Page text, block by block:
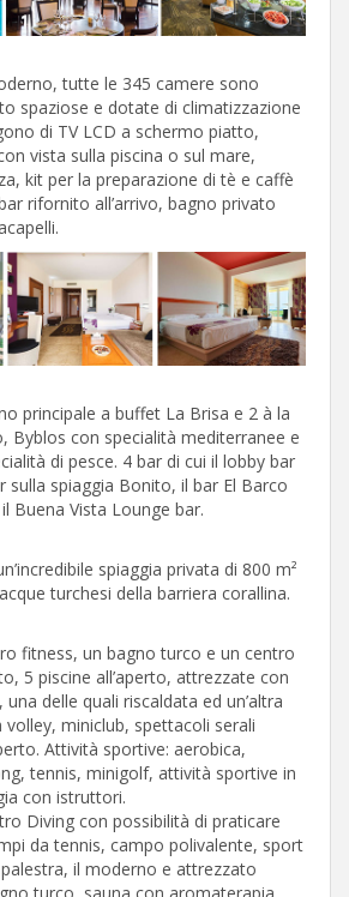
tutte le 345 camere sono
spaziose e dotate di climatizzazione
di TV LCD a schermo piatto,
vista sulla piscina o sul mare,
kit per la preparazione di tè e caffè
rifornito all’arrivo, bagno privato
principale a buffet La Brisa e 2 à la
Byblos con specialità mediterranee e
di pesce. 4 bar di cui il lobby bar
sulla spiaggia Bonito, il bar El Barco
Buena Vista Lounge bar.
spiaggia privata di 800 m²
turchesi della barriera corallina.
fitness, un bagno turco e un centro
5 piscine all’aperto, attrezzate con
delle quali riscaldata ed un’altra
volley, miniclub, spettacoli serali
Attività sportive: aerobica,
tennis, minigolf, attività sportive in
con istruttori.
Diving con possibilità di praticare
da tennis, campo polivalente, sport
il moderno e attrezzato